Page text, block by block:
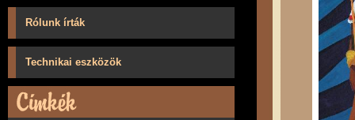
Rólunk írták
Technikai eszközök